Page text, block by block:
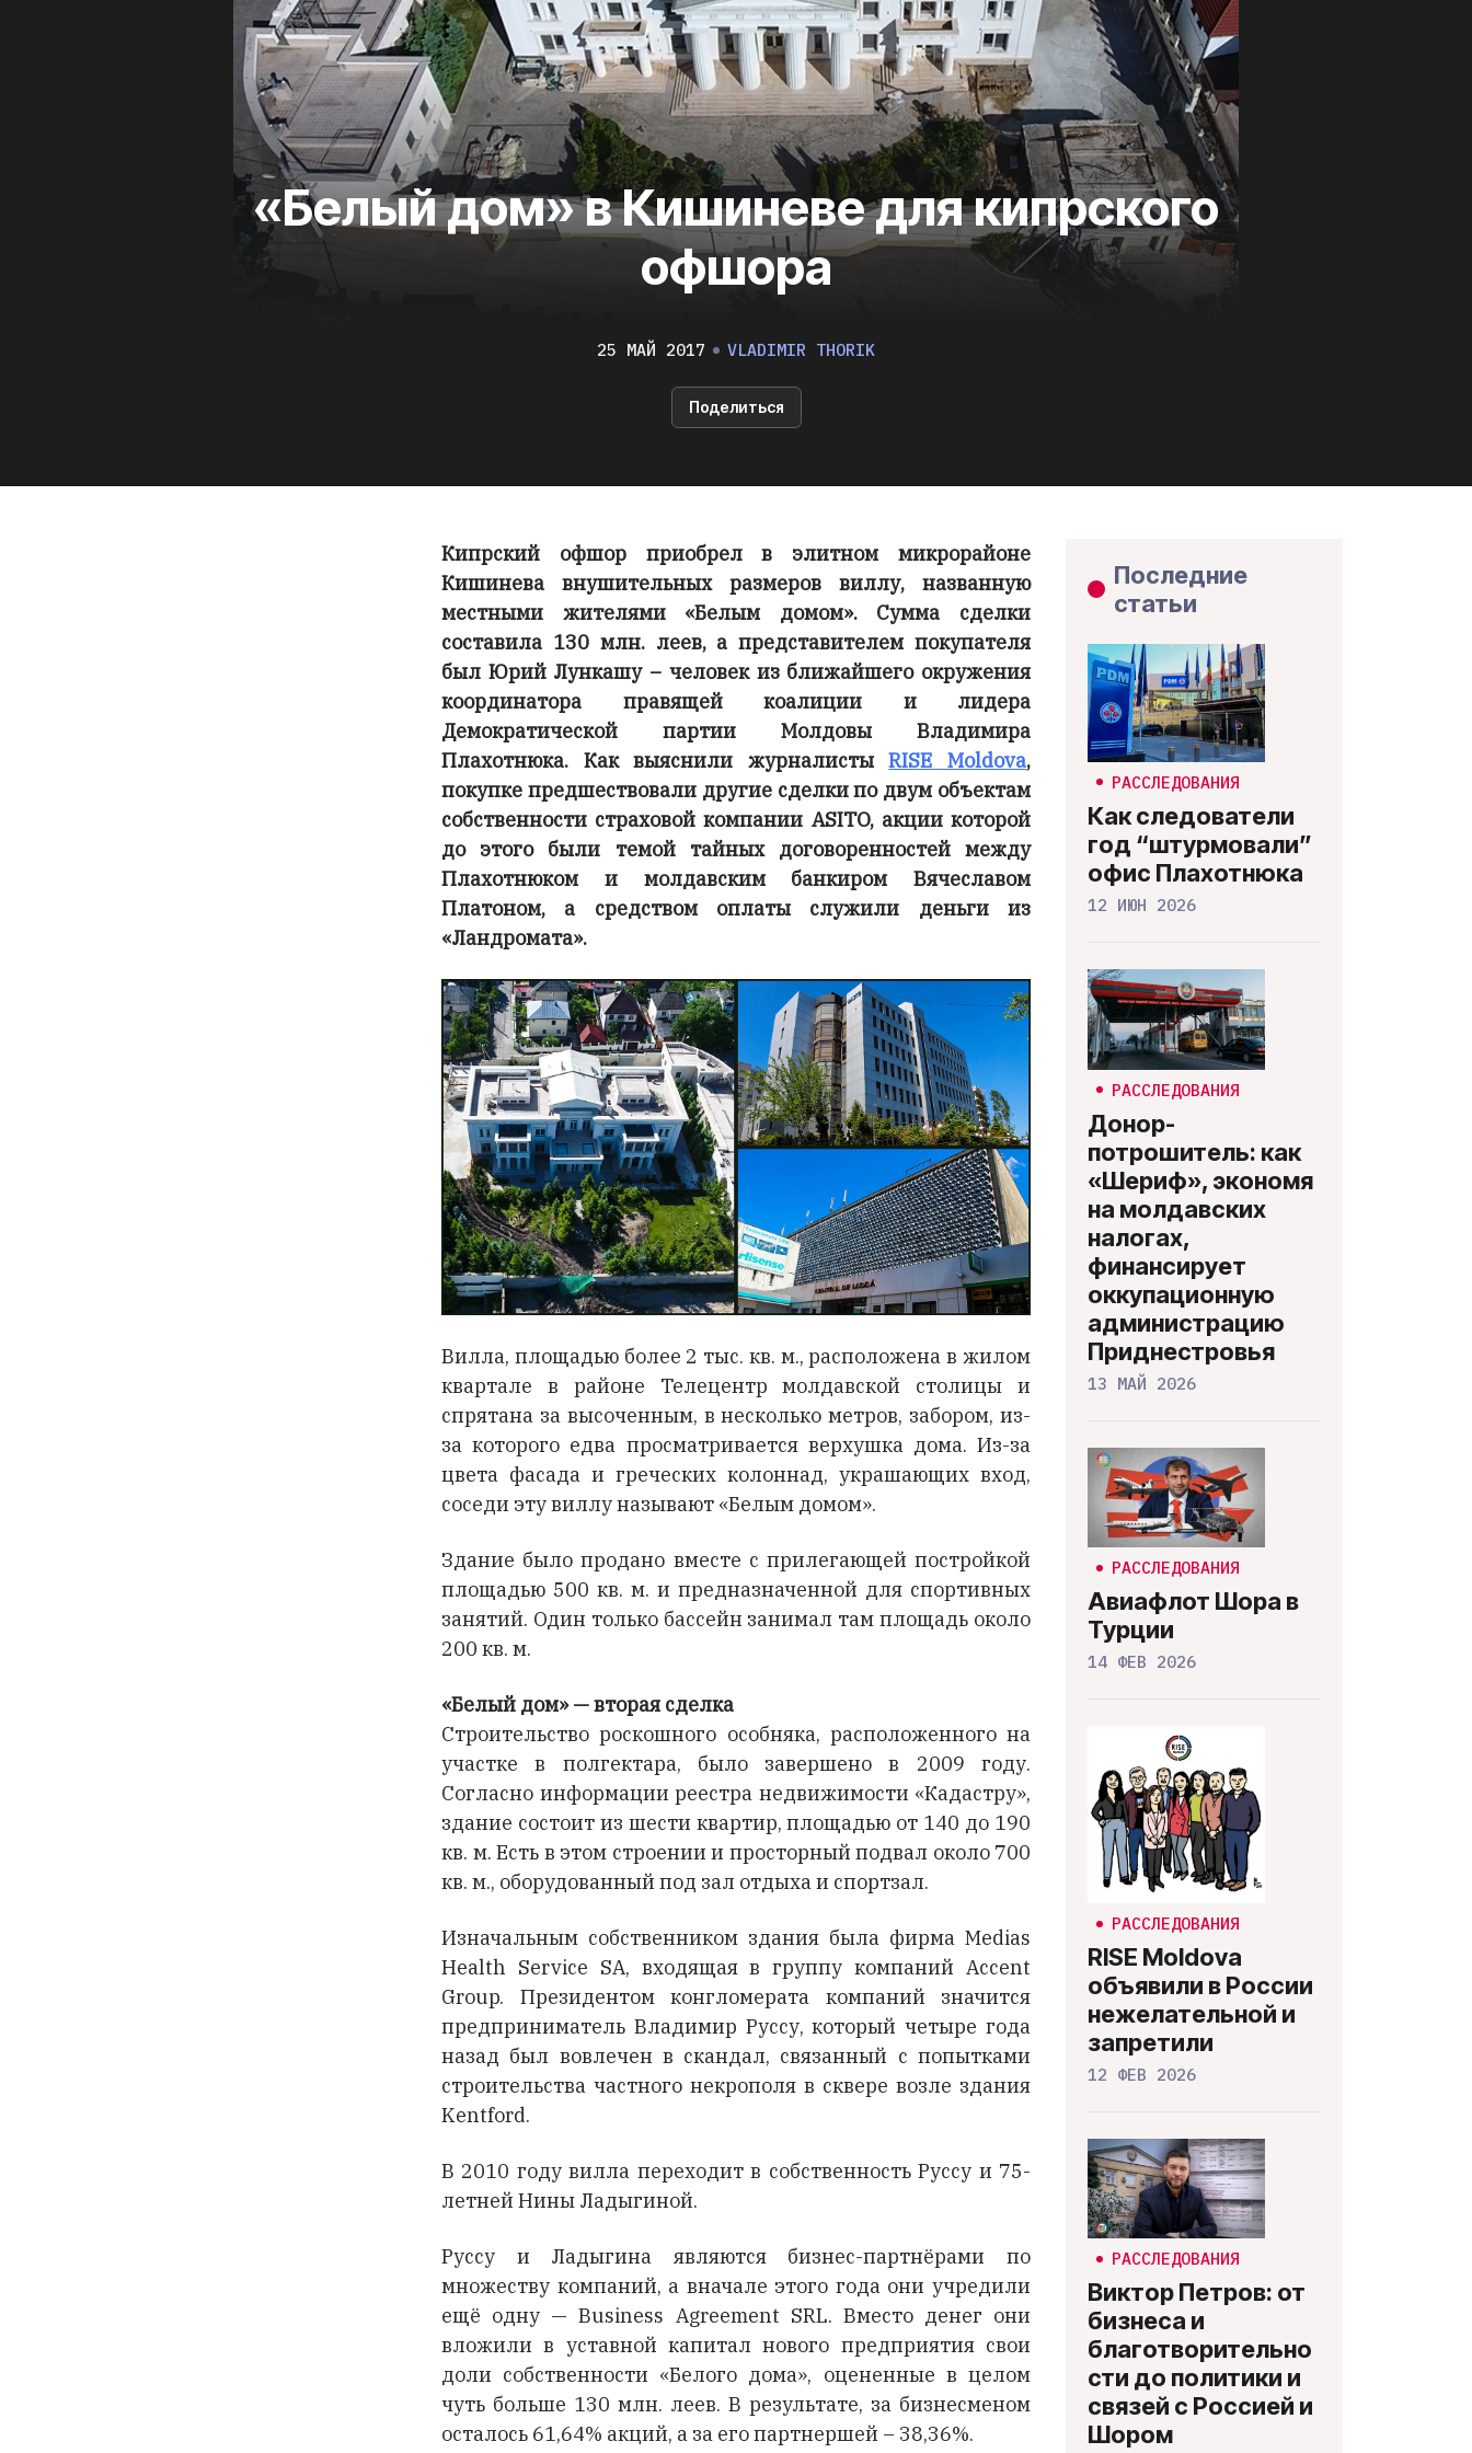
«Белый дом» в Кишиневе для кипрского
офшора
25 МАЙ 2017 VLADIMIR THORIK
Поделиться
Кипрский офшор приобрел в элитном микрорайоне
Кишинева внушительных размеров виллу, названную
местными жителями «Белым домом». Сумма сделки
составила 130 млн. леев, а представителем покупателя
был Юрий Лункашу – человек из ближайшего окружения
координатора правящей коалиции и лидера
Демократической партии Молдовы Владимира
Плахотнюка. Как выяснили журналистыRISE Moldova,
покупке предшествовали другие сделки по двум объектам
собственности страховой компании ASITO, акции которой
до этого были темой тайных договоренностей между
Плахотнюком и молдавским банкиром Вячеславом
Платоном, а средством оплаты служили деньги из
«Ландромата».
Вилла, площадью более 2 тыс. кв. м., расположена в жилом
квартале в районе Телецентр молдавской столицы и
спрятана за высоченным, в несколько метров, забором, из-
за которого едва просматривается верхушка дома. Из-за
цвета фасада и греческих колоннад, украшающих вход,
соседи эту виллу называют «Белым домом».
Здание было продано вместе с прилегающей постройкой
площадью 500 кв. м. и предназначенной для спортивных
занятий. Один только бассейн занимал там площадь около
200 кв. м.
«Белый дом» — вторая сделка
Строительство роскошного особняка, расположенного на
участке в полгектара, было завершено в 2009 году.
Согласно информации реестра недвижимости «Кадастру»,
здание состоит из шести квартир, площадью от 140 до 190
кв. м. Есть в этом строении и просторный подвал около 700
кв. м., оборудованный под зал отдыха и спортзал.
Изначальным собственником здания была фирма Medias
Health Service SA, входящая в группу компаний Accent
Group. Президентом конгломерата компаний значится
предприниматель Владимир Руссу, который четыре года
назад был вовлечен в скандал, связанный с попытками
строительства частного некрополя в сквере возле здания
Kentford.
В 2010 году вилла переходит в собственность Руссу и 75-
летней Нины Ладыгиной.
Руссу и Ладыгина являются бизнес-партнёрами по
множеству компаний, а вначале этого года они учредили
ещё одну — Business Agreement SRL. Вместо денег они
вложили в уставной капитал нового предприятия свои
доли собственности «Белого дома», оцененные в целом
чуть больше 130 млн. леев. В результате, за бизнесменом
осталось 61,64% акций, а за его партнершей – 38,36%.
Последние
статьи
РАССЛЕДОВАНИЯ
Как следователи
год “штурмовали”
офис Плахотнюка
12 ИЮН 2026
РАССЛЕДОВАНИЯ
Донор-
потрошитель: как
«Шериф», экономя
на молдавских
налогах,
финансирует
оккупационную
администрацию
Приднестровья
13 МАЙ 2026
РАССЛЕДОВАНИЯ
Авиафлот Шора в
Турции
14 ФЕВ 2026
РАССЛЕДОВАНИЯ
RISE Moldova
объявили в России
нежелательной и
запретили
12 ФЕВ 2026
РАССЛЕДОВАНИЯ
Виктор Петров: от
бизнеса и
благотворительно
сти до политики и
связей с Россией и
Шором